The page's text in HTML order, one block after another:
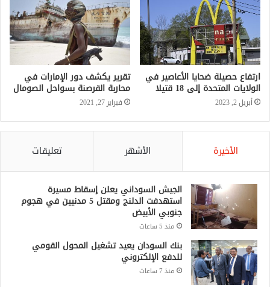
ارتفاع حصيلة ضحايا الأعاصير في
الولايات المتحدة إلى 18 قتيلا
أبريل 2, 2023
تقرير يكشف دور الإمارات في
محاربة القرصنة بسواحل الصومال
فبراير 27, 2021
الأخيرة الأشهر تعليقات
الجيش السوداني يعلن إسقاط مسيرة
استهدفت الدلنج ومقتل 5 مدنيين في هجوم
جنوبي الأبيض
منذ 5 ساعات
بنك السودان يعيد تشغيل المحول القومي
للدفع الإلكتروني
منذ 7 ساعات